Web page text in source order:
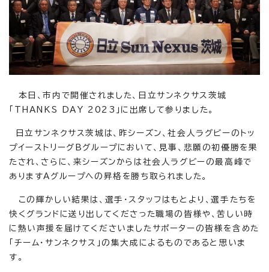
本日、市内で開催されました、日立サンネクサス茨城
「THANKS DAY 2023」に出席して参りました。
日立サンネクサス茨城は、昨シーズン、社会人ラグビーのトッ
プイーストリーグBグループにおいて、見事、悲願の初優勝を果
たされ、さらに、来シーズンからは社会人ラグビーの最高峰で
ありますAグループへの昇格を勝ち取られました。
この輝かしい結果は、選手・スタッフはもとより、選手たちを
快くグランドに送り出してくださった職場の皆様や、苦しい時
に熱い声援を届けてくださいましたサポーターの皆様を含めた
「チーム・サンネクサス」の集大成によるものであると思いま
す。